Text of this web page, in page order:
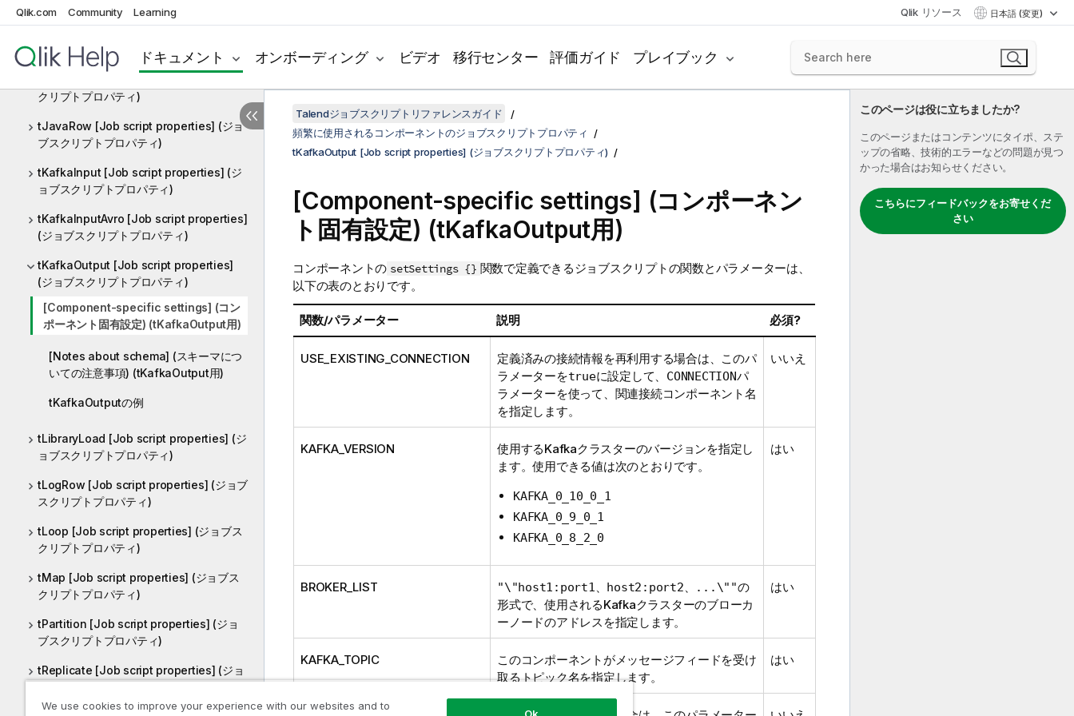
Qlik.com Community Learning Qlik リソース 日本語 (変更)
ドキュメント オンボーディング ビデオ 移行センター 評価ガイド プレイブック
(ジョブスクリプトプロパティ)
クリプトプロパティ)
tJavaRow [Job script properties] (ジョ
ブスクリプトプロパティ)
tKafkaInput [Job script properties] (ジ
ョブスクリプトプロパティ)
tKafkaInputAvro [Job script properties]
(ジョブスクリプトプロパティ)
tKafkaOutput [Job script properties]
(ジョブスクリプトプロパティ)
[Component-specific settings] (コン
ポーネント固有設定) (tKafkaOutput用)
[Notes about schema] (スキーマにつ
いての注意事項) (tKafkaOutput用)
tKafkaOutputの例
tLibraryLoad [Job script properties] (ジ
ョブスクリプトプロパティ)
tLogRow [Job script properties] (ジョブ
スクリプトプロパティ)
tLoop [Job script properties] (ジョブス
クリプトプロパティ)
tMap [Job script properties] (ジョブス
クリプトプロパティ)
tPartition [Job script properties] (ジョ
ブスクリプトプロパティ)
tReplicate [Job script properties] (ジョ
このページは役に立ちましたか?
このページまたはコンテンツにタイポ、ステ
ップの省略、技術的エラーなどの問題が見つ
かった場合はお知らせください。
こちらにフィードバックをお寄せくだ
さい
Talendジョブスクリプトリファレンスガイド
頻繁に使用されるコンポーネントのジョブスクリプトプロパティ
tKafkaOutput [Job script properties] (ジョブスクリプトプロパティ)
[Component-specific settings] (コンポーネン
ト固有設定) (tKafkaOutput用)
コンポーネントの setSettings {} 関数で定義できるジョブスクリプトの関数とパラメーターは、
以下の表のとおりです。
関数/パラメーター 説明 必須?
USE_EXISTING_CONNECTION
定義済みの接続情報を再利用する場合は、このパ
ラメーターをtrueに設定して、 CONNECTIONパ
ラメーターを使って、関連接続コンポーネント名
を指定します。
いいえ
KAFKA_VERSION
使用するKafkaクラスターのバージョンを指定し
ます。使用できる値は次のとおりです。
KAFKA_0_10_0_1
KAFKA_0_9_0_1
KAFKA_0_8_2_0
はい
BROKER_LIST "\"host1:port1、host2:port2、...\""の
形式で、使用されるKafkaクラスターのブローカ
ーノードのアドレスを指定します。
はい
KAFKA_TOPIC
このコンポーネントがメッセージフィードを受け
取るトピック名を指定します。
はい
We use cookies to improve your experience with our websites and to